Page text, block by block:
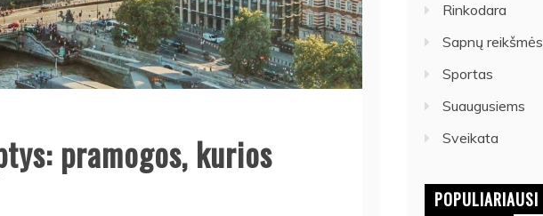
pramogos, kurios
Rinkodara
Sapnų reikšmės
Sportas
Suaugusiems
Sveikata
POPULIARIAUSI